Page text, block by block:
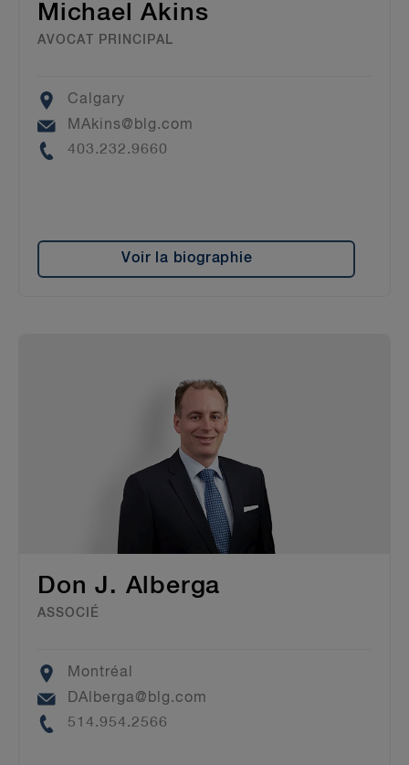
Michael Akins
AVOCAT PRINCIPAL
Location
Calgary
Email
MAkins@blg.com
Phone
403.232.9660
Voir la biographie
Don J. Alberga
ASSOCIÉ
Location
Montréal
EmailDAlberga@blg.com
Phone
514.954.2566